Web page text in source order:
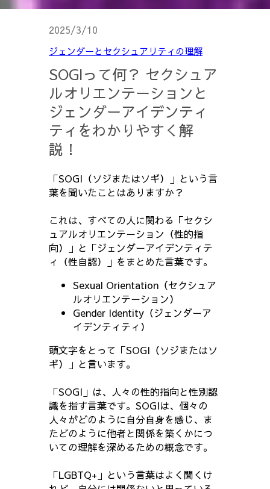
2025/3/10
ジェンダーとセクシュアリティの理解
SOGIって何？ セクシュア
ルオリエンテーションと
ジェンダーアイデンティ
ティをわかりやすく解
説！
「SOGI（ソジまたはソギ）」という言
葉を聞いたことはありますか？
これは、すべての人に関わる「セクシ
ュアルオリエンテーション（性的指
向）」と「ジェンダーアイデンティテ
ィ（性自認）」をまとめた言葉です。
Sexual Orientation（セクシュア
ルオリエンテーション）
Gender Identity（ジェンダーア
イデンティティ）
頭文字をとって「SOGI（ソジまたはソ
ギ）」と言います。
「SOGI」は、人々の性的指向と性別認
識を指す言葉です。SOGIは、個々の
人々がどのように自分自身を感じ、ま
たどのように他者と関係を築くかにつ
いての理解を深めるための概念です。
「LGBTQ+」という言葉はよく聞くけ